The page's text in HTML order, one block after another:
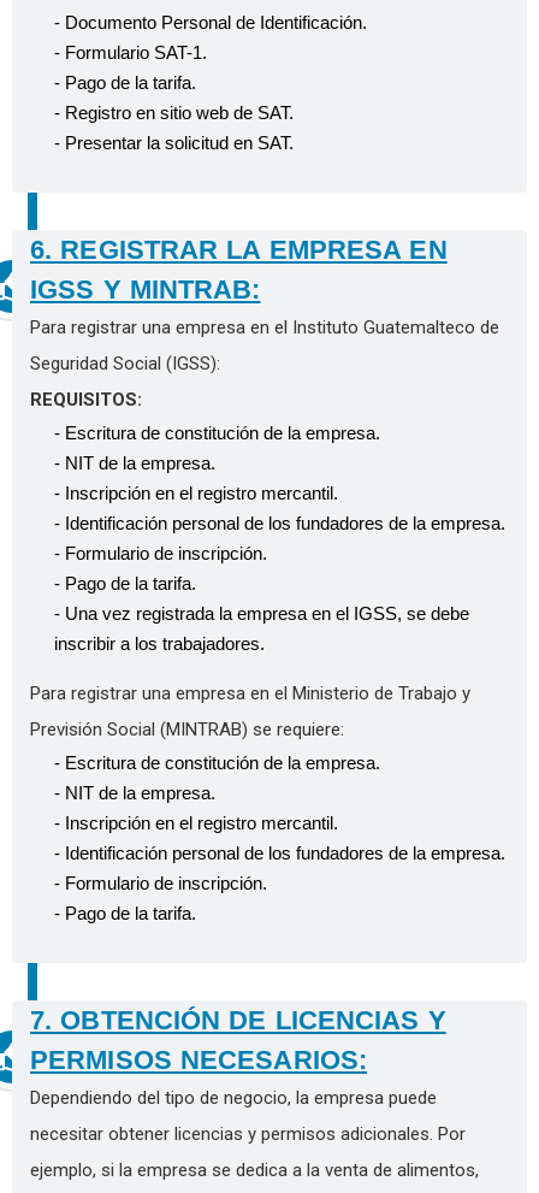
- Documento Personal de Identificación.
- Formulario SAT-1.
- Pago de la tarifa.
- Registro en sitio web de SAT.
- Presentar la solicitud en SAT.
6. REGISTRAR LA EMPRESA EN
IGSS Y MINTRAB:
Para registrar una empresa en el Instituto Guatemalteco de
Seguridad Social (IGSS):
REQUISITOS:
- Escritura de constitución de la empresa.
- NIT de la empresa.
- Inscripción en el registro mercantil.
- Identificación personal de los fundadores de la empresa.
- Formulario de inscripción.
- Pago de la tarifa.
- Una vez registrada la empresa en el IGSS, se debe
inscribir a los trabajadores.
Para registrar una empresa en el Ministerio de Trabajo y
Previsión Social (MINTRAB) se requiere:
- Escritura de constitución de la empresa.
- NIT de la empresa.
- Inscripción en el registro mercantil.
- Identificación personal de los fundadores de la empresa.
- Formulario de inscripción.
- Pago de la tarifa.
7. OBTENCIÓN DE LICENCIAS Y
PERMISOS NECESARIOS:
Dependiendo del tipo de negocio, la empresa puede
necesitar obtener licencias y permisos adicionales. Por
ejemplo, si la empresa se dedica a la venta de alimentos,